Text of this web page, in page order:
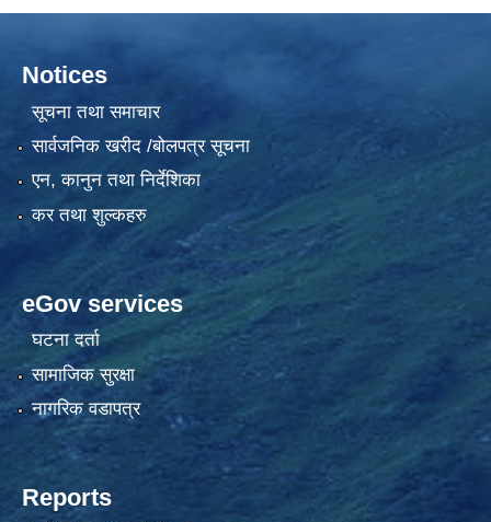
Notices
सूचना तथा समाचार
सार्वजनिक खरीद /बोलपत्र सूचना
एन, कानुन तथा निर्देशिका
कर तथा शुल्कहरु
eGov services
घटना दर्ता
सामाजिक सुरक्षा
नागरिक वडापत्र
Reports